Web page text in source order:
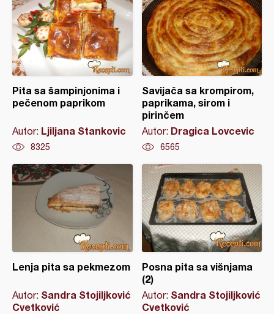
Pita sa šampinjonima i
pečenom paprikom
Autor: Ljiljana Stankovic
8325
Savijača sa krompirom,
paprikama, sirom i
pirinčem
Autor: Dragica Lovcevic
6565
Lenja pita sa pekmezom
Autor: Sandra Stojiljković
Cvetković
Posna pita sa višnjama
(2)
Autor: Sandra Stojiljković
Cvetković